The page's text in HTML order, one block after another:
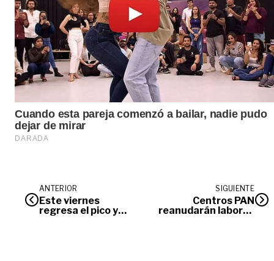
ANTERIOR
Este viernes
regresa el pico y
SIGUIENTE
Centros PAN
reanudarán labores